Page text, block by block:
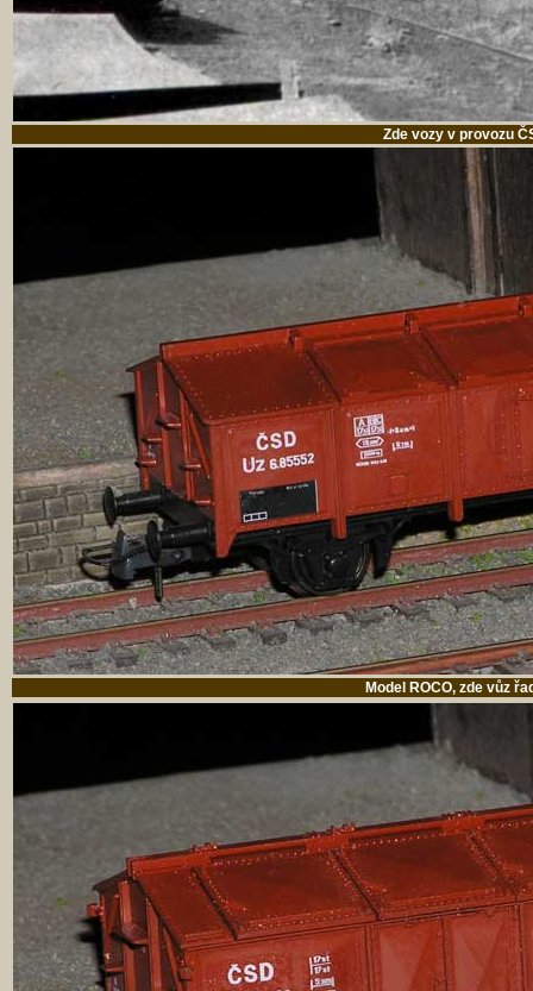
Zde vozy v provozu
Model ROCO, zde vůz